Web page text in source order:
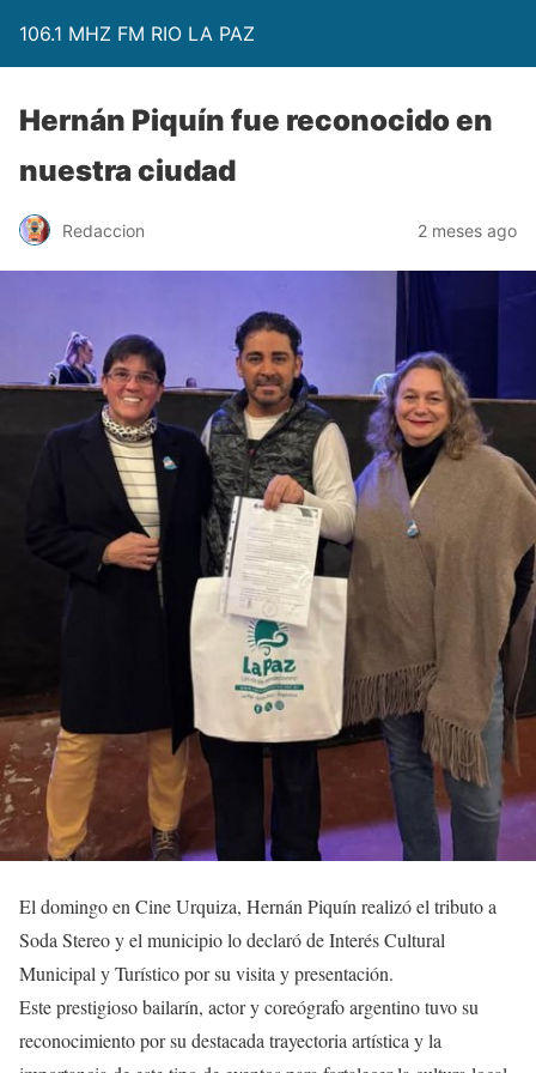
106.1 MHZ FM RIO LA PAZ
Hernán Piquín fue reconocido en
nuestra ciudad
Redaccion 2 meses ago
El domingo en Cine Urquiza, Hernán Piquín realizó el tributo a
Soda Stereo y el municipio lo declaró de Interés Cultural
Municipal y Turístico por su visita y presentación.
Este prestigioso bailarín, actor y coreógrafo argentino tuvo su
reconocimiento por su destacada trayectoria artística y la